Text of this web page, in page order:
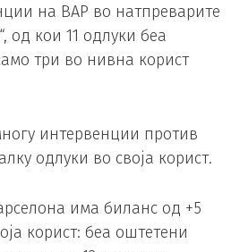
на ВАР во натпреварите
од кои 11 одлуки беа
три во нивна корист
интервенции против
одлуки во своја корист.
има биланс од +5
корист: беа оштетени